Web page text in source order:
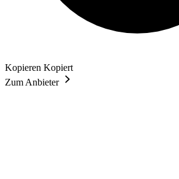
Kopieren Kopiert
Zum Anbieter